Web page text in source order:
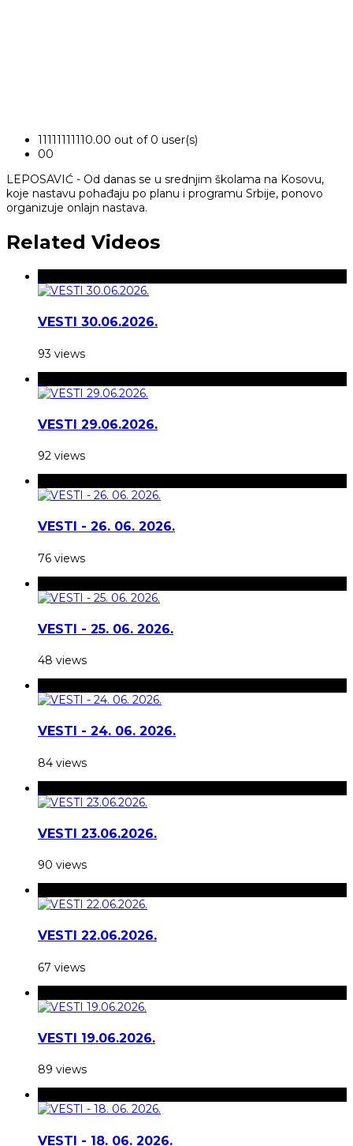
11111111110.00 out of 0 user(s)
00
LEPOSAVIĆ - Od danas se u srednjim školama na Kosovu,
koje nastavu pohađaju po planu i programu Srbije, ponovo
organizuje onlajn nastava.
Related Videos
VESTI 30.06.2026.
93 views
VESTI 29.06.2026.
92 views
VESTI - 26. 06. 2026.
76 views
VESTI - 25. 06. 2026.
48 views
VESTI - 24. 06. 2026.
84 views
VESTI 23.06.2026.
90 views
VESTI 22.06.2026.
67 views
VESTI 19.06.2026.
89 views
VESTI - 18. 06. 2026.